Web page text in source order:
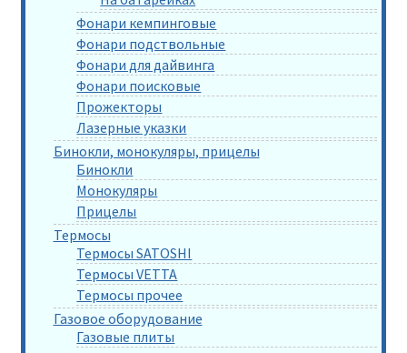
Фонари кемпинговые
Фонари подствольные
Фонари для дайвинга
Фонари поисковые
Прожекторы
Лазерные указки
Бинокли, монокуляры, прицелы
Бинокли
Монокуляры
Прицелы
Термосы
Термосы SATOSHI
Термосы VETTA
Термосы прочее
Газовое оборудование
Газовые плиты